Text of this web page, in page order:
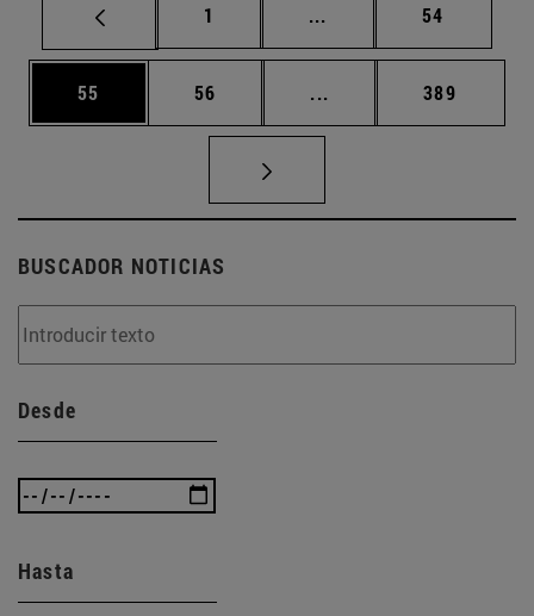
Página
1 ... Páginas intermedias
Página
54
Página
55 Página
56 ... Páginas intermedias
Página
389
BUSCADOR NOTICIAS
Desde
Hasta